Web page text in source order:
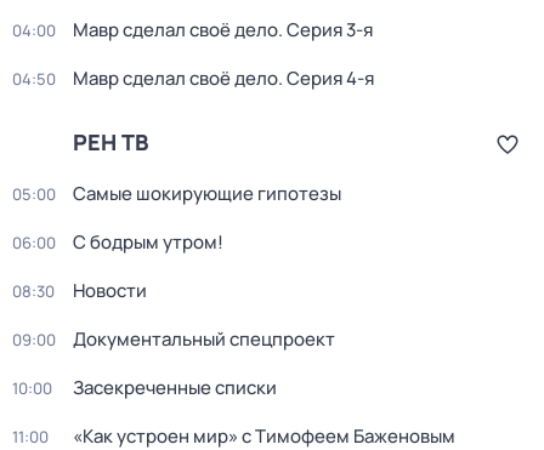
04:00 Мавр сделал своё дело. Серия 3-я
04:50 Мавр сделал своё дело. Серия 4-я
РЕН ТВ
05:00 Самые шoкиpующие гипотезы
06:00 С бодрым утром!
08:30 Новости
09:00 Документальный спецпроект
10:00 Зacекрeченные cписки
11:00 «Как устроен мир» с Тимофеем Баженовым